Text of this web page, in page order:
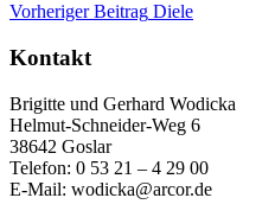
Vorheriger Beitrag Diele
Kontakt
Brigitte und Gerhard Wodicka
Helmut-Schneider-Weg 6
38642 Goslar
Telefon: 0 53 21 – 4 29 00
E-Mail: wodicka@arcor.de